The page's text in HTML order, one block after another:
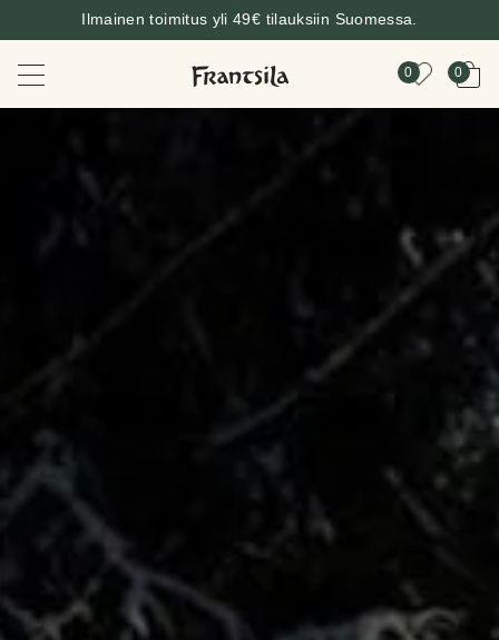
Ilmainen toimitus yli 49€ tilauksiin Suomessa.
0 0